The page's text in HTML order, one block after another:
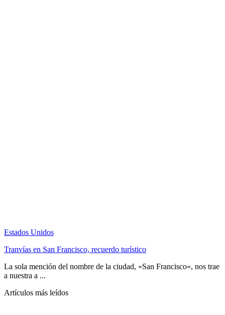
Estados Unidos
Tranvías en San Francisco, recuerdo turístico
La sola mención del nombre de la ciudad, «San Francisco«, nos trae
a nuestra a ...
Artículos más leídos